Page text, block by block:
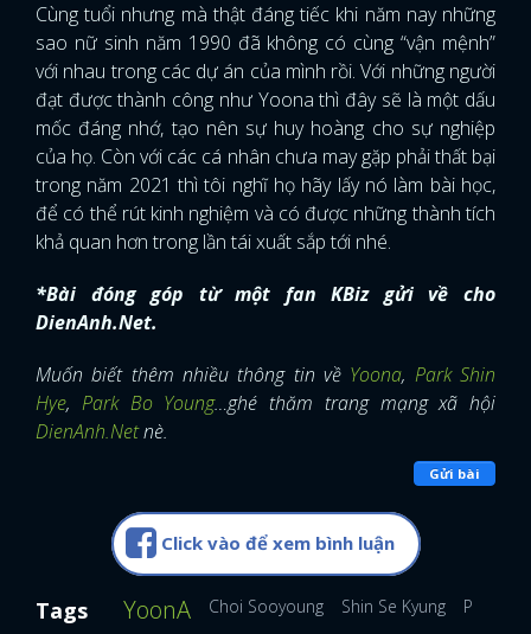
Cùng tuổi nhưng mà thật đáng tiếc khi năm nay những
sao nữ sinh năm 1990 đã không có cùng “vận mệnh”
với nhau trong các dự án của mình rồi. Với những người
đạt được thành công như Yoona thì đây sẽ là một dấu
mốc đáng nhớ, tạo nên sự huy hoàng cho sự nghiệp
của họ. Còn với các cá nhân chưa may gặp phải thất bại
trong năm 2021 thì tôi nghĩ họ hãy lấy nó làm bài học,
để có thể rút kinh nghiệm và có được những thành tích
khả quan hơn trong lần tái xuất sắp tới nhé.
*Bài đóng góp từ một fan KBiz gửi về cho
DienAnh.Net.
Muốn biết thêm nhiều thông tin về Yoona, Park Shin
Hye, Park Bo Young…ghé thăm trang mạng xã hội
DienAnh.Netnè.
Gửi bài
Click vào để xem bình luận
Tags YoonA Choi Sooyoung Shin Se Kyung Park